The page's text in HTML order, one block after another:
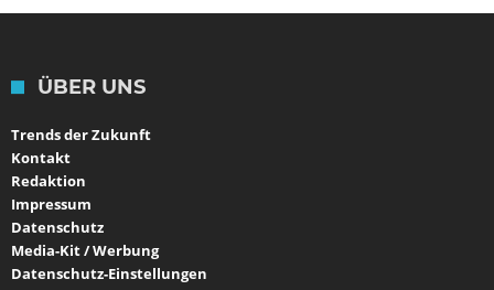
ÜBER UNS
Trends der Zukunft
Kontakt
Redaktion
Impressum
Datenschutz
Media-Kit / Werbung
Datenschutz-Einstellungen